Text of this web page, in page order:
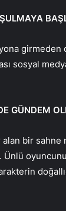
girmeden
sosyal
GÜNDEM
alan bir
Ünlü